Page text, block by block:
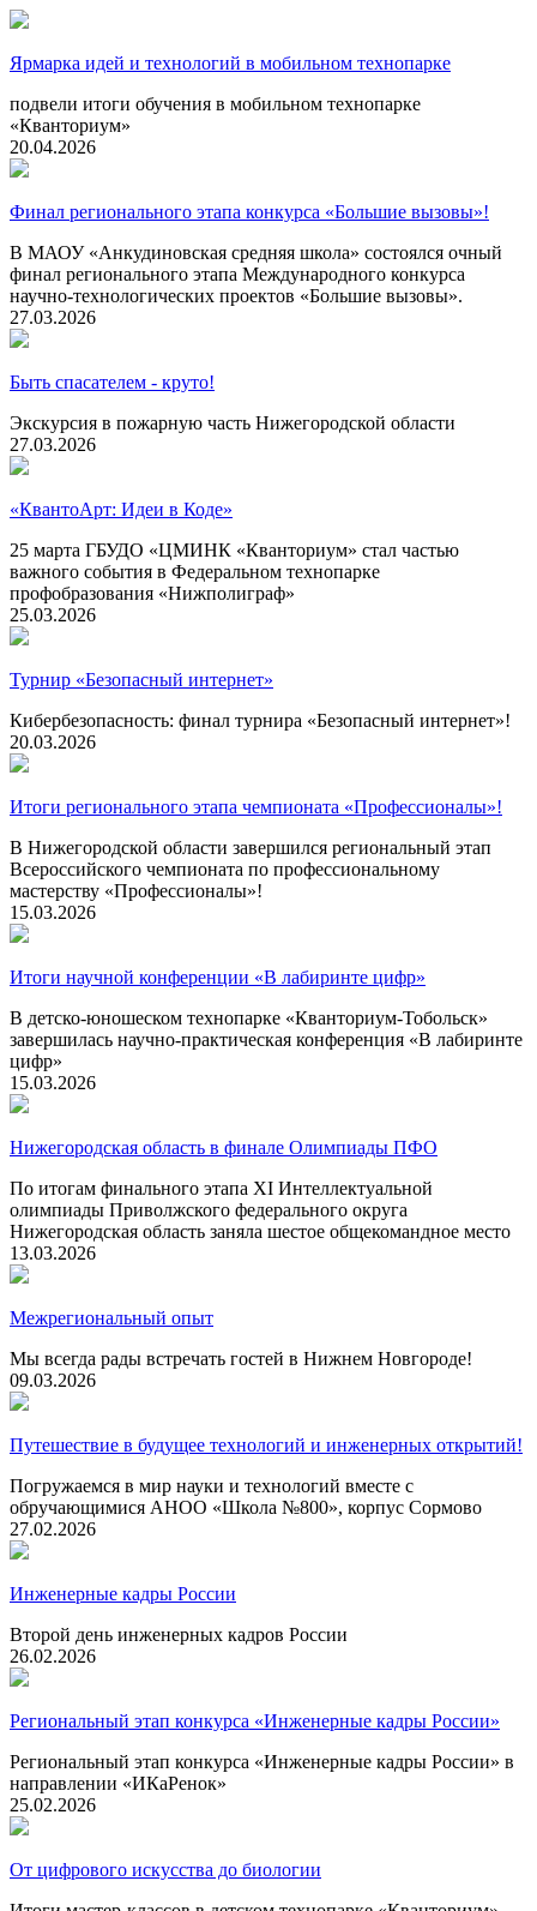
Ярмарка идей и технологий в мобильном технопарке
подвели итоги обучения в мобильном технопарке
«Кванториум»
20.04.2026
Финал регионального этапа конкурса «Большие вызовы»!
В МАОУ «Анкудиновская средняя школа» состоялся очный
финал регионального этапа Международного конкурса
научно-технологических проектов «Большие вызовы».
27.03.2026
Быть спасателем - круто!
Экскурсия в пожарную часть Нижегородской области
27.03.2026
«КвантоАрт: Идеи в Коде»
25 марта ГБУДО «ЦМИНК «Кванториум» стал частью
важного события в Федеральном технопарке
профобразования «Нижполиграф»
25.03.2026
Турнир «Безопасный интернет»
Кибербезопасность: финал турнира «Безопасный интернет»!
20.03.2026
Итоги регионального этапа чемпионата «Профессионалы»!
В Нижегородской области завершился региональный этап
Всероссийского чемпионата по профессиональному
мастерству «Профессионалы»!
15.03.2026
Итоги научной конференции «В лабиринте цифр»
В детско-юношеском технопарке «Кванториум-Тобольск»
завершилась научно-практическая конференция «В лабиринте
цифр»
15.03.2026
Нижегородская область в финале Олимпиады ПФО
По итогам финального этапа XI Интеллектуальной
олимпиады Приволжского федерального округа
Нижегородская область заняла шестое общекомандное место
13.03.2026
Межрегиональный опыт
Мы всегда рады встречать гостей в Нижнем Новгороде!
09.03.2026
Путешествие в будущее технологий и инженерных открытий!
Погружаемся в мир науки и технологий вместе с
обручающимися АНОО «Школа №800», корпус Сормово
27.02.2026
Инженерные кадры России
Второй день инженерных кадров России
26.02.2026
Региональный этап конкурса «Инженерные кадры России»
Региональный этап конкурса «Инженерные кадры России» в
направлении «ИКаРенок»
25.02.2026
От цифрового искусства до биологии